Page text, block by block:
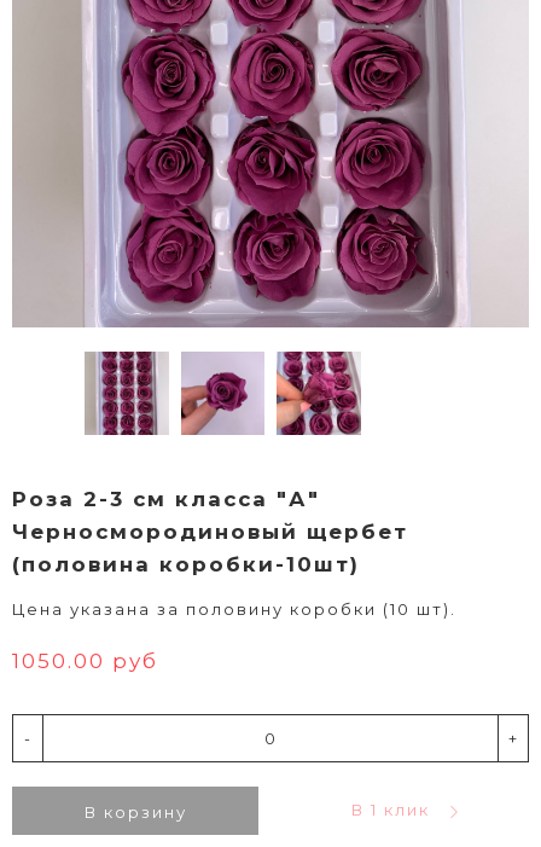
Роза 2-3 см класса "А"
Черносмородиновый щербет
(половина коробки-10шт)
Цена указана за половину коробки (10 шт).
1050.00 руб
- +
В корзину В 1 клик